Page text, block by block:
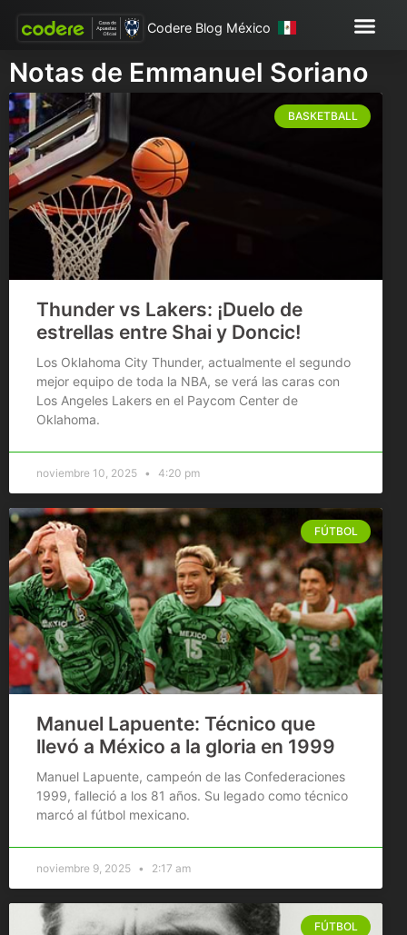
Codere Blog México
Notas de Emmanuel Soriano
BASKETBALL
Thunder vs Lakers: ¡Duelo de
estrellas entre Shai y Doncic!
Los Oklahoma City Thunder, actualmente el segundo
mejor equipo de toda la NBA, se verá las caras con
Los Angeles Lakers en el Paycom Center de
Oklahoma.
noviembre 10, 2025 4:20 pm
FÚTBOL
Manuel Lapuente: Técnico que
llevó a México a la gloria en 1999
Manuel Lapuente, campeón de las Confederaciones
1999, falleció a los 81 años. Su legado como técnico
marcó al fútbol mexicano.
noviembre 9, 2025 2:17 am
FÚTBOL